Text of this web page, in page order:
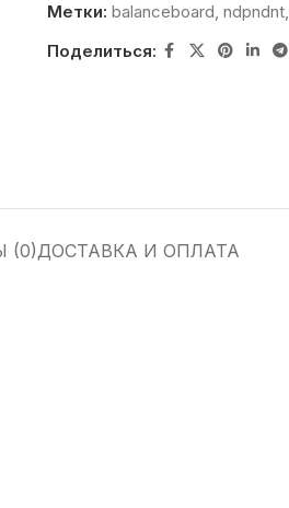
Метки: balanceboard, ndpndnt,
Поделиться:
(0)ДОСТАВКА И ОПЛАТА